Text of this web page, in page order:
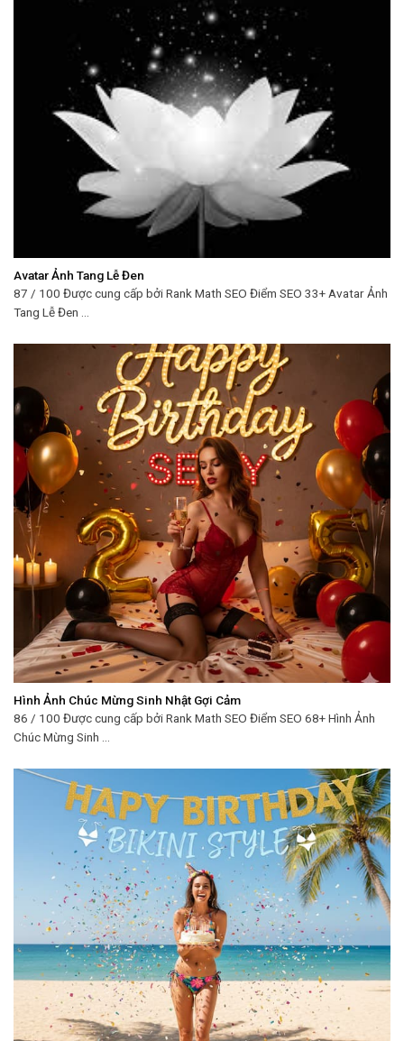
Avatar Ảnh Tang Lễ Đen
87 / 100 Được cung cấp bởi Rank Math SEO Điểm SEO 33+ Avatar Ảnh
Tang Lễ Đen ...
Hình Ảnh Chúc Mừng Sinh Nhật Gợi Cảm
86 / 100 Được cung cấp bởi Rank Math SEO Điểm SEO 68+ Hình Ảnh
Chúc Mừng Sinh ...